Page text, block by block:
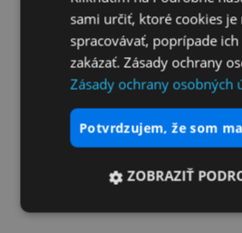
sami určiť, ktoré cookies je
spracovávať, poprípade
zakázať. Zásady ochrany
Zásady ochrany osobných
potvrdzujem, že som
ZOBRAZIŤ